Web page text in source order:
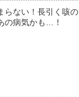
らない！長引く咳の
の病気かも…！